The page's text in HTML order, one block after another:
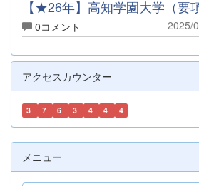
【★26年】高知学園大学（要
0コメント 2025/
アクセスカウンター
3 7 6 3 4 4 4
メニュー